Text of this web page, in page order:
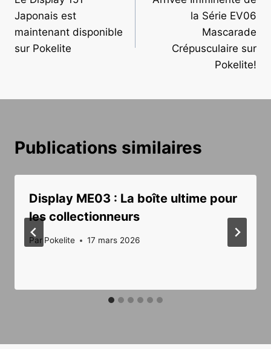
de
l’article
Japonais est
maintenant disponible
sur Pokelite
la Série EV06
Mascarade
Crépusculaire sur
Pokelite!
Publications similaires
Display ME03 : La boîte ultime pour
les collectionneurs
Par Pokelite 17 mars 2026